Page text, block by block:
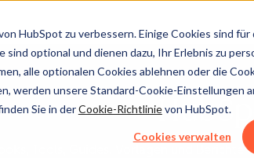
HubSpot zu verbessern. Einige Cookies sind
optional und dienen dazu, Ihr Erlebnis zu
alle optionalen Cookies ablehnen oder die
werden unsere Standard-Cookie-Einstellungen
Sie in derCookie-Richtlinievon HubSpot.
Cookies verwalten
Tools, Guides, Vorlagen und